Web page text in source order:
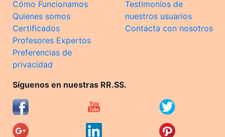
Cómo Funcionamos
Quienes somos
Certificados
Profesores Expertos
Preferencias de
privacidad
Testimonios de
nuestros usuarios
Contacta con nosotros
Síguenos en nuestras RR.SS.